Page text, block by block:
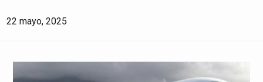
22 mayo, 2025